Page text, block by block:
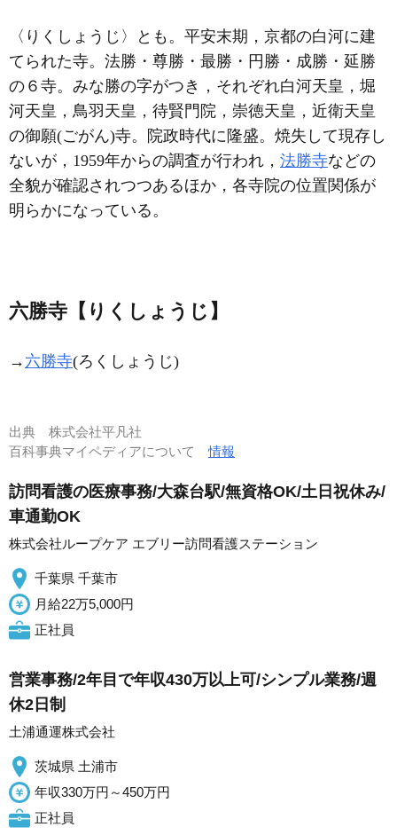
〈りくしょうじ〉とも。平安末期，京都の白河に建
てられた寺。法勝・尊勝・最勝・円勝・成勝・延勝
の６寺。みな勝の字がつき，それぞれ白河天皇，堀
河天皇，鳥羽天皇，待賢門院，崇徳天皇，近衛天皇
の御願(ごがん)寺。院政時代に隆盛。焼失して現存し
ないが，1959年からの調査が行われ， 法勝寺などの
全貌が確認されつつあるほか，各寺院の位置関係が
明らかになっている。
六勝寺【りくしょうじ】
→ 六勝寺(ろくしょうじ)
出典 株式会社平凡社
百科事典マイペディアについて情報
訪問看護の医療事務/大森台駅/無資格OK/土日祝休み/
車通勤OK
株式会社ループケア エブリー訪問看護ステーション
千葉県 千葉市
月給22万5,000円
正社員
営業事務/2年目で年収430万以上可/シンプル業務/週
休2日制
土浦通運株式会社
茨城県 土浦市
年収330万円～450万円
正社員